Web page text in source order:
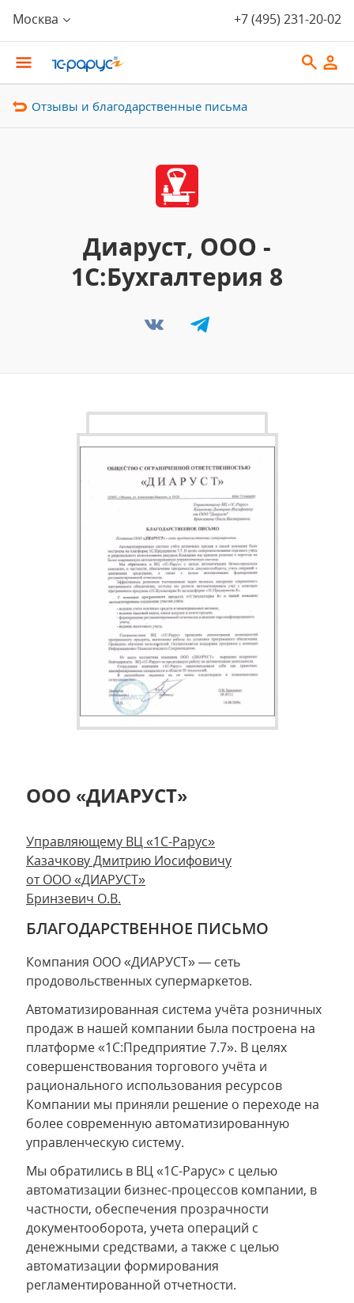
Москва +7 (495) 231-20-02
Отзывы и благодарственные письма
Диаруст, ООО -
1С:Бухгалтерия 8
ООО «ДИАРУСТ»
Управляющему ВЦ «1С-Рарус»
Казачкову Дмитрию Иосифовичу
от ООО «ДИАРУСТ»
Бринзевич О.В.
БЛАГОДАРСТВЕННОЕ ПИСЬМО
Компания ООО «ДИАРУСТ» — сеть
продовольственных супермаркетов.
Автоматизированная система учёта розничных
продаж в нашей компании была построена на
платформе «1С:Предприятие 7.7». В целях
совершенствования торгового учёта и
рационального использования ресурсов
Компании мы приняли решение о переходе на
более современную автоматизированную
управленческую систему.
Мы обратились в ВЦ «1С-Рарус» с целью
автоматизации бизнес-процессов компании, в
частности, обеспечения прозрачности
документооборота, учета операций с
денежными средствами, а также с целью
автоматизации формирования
регламентированной отчетности.